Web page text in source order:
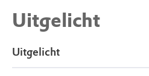
Uitgelicht
Uitgelicht